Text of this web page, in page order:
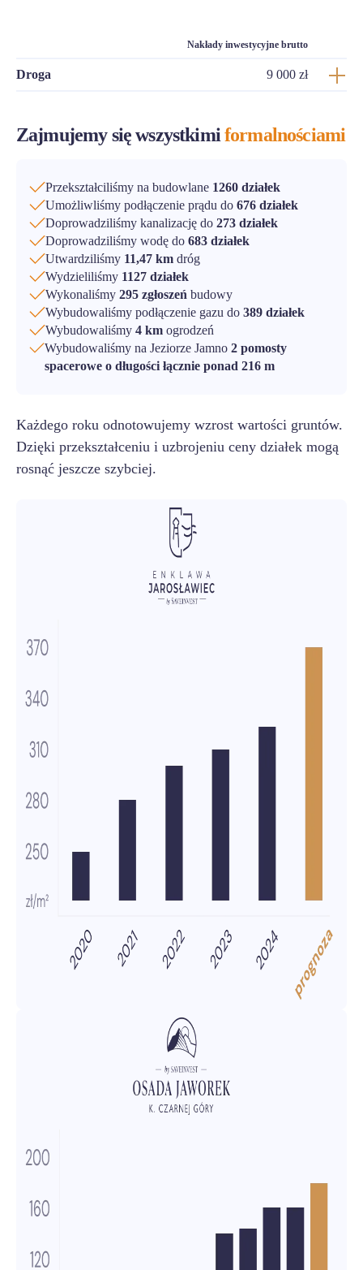
Nakłady inwestycyjne brutto
Droga 9 000 zł
Zajmujemy się wszystkimiformalnościami
Przekształciliśmy na budowlane 1260 działek
Umożliwliśmy podłączenie prądu do 676 działek
Doprowadziliśmy kanalizację do 273 działek
Doprowadziliśmy wodę do 683 działek
Utwardziliśmy 11,47 km dróg
Wydzieliliśmy 1127 działek
Wykonaliśmy 295 zgłoszeń budowy
Wybudowaliśmy podłączenie gazu do 389 działek
Wybudowaliśmy 4 km ogrodzeń
Wybudowaliśmy na Jeziorze Jamno 2 pomosty
spacerowe o długości łącznie ponad 216 m
Każdego roku odnotowujemy wzrost wartości gruntów.
Dzięki przekształceniu i uzbrojeniu ceny działek mogą
rosnąć jeszcze szybciej.